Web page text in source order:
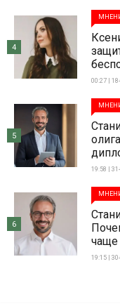
00:27 |
4
19:58 |
5
чаще
19:15 |
6